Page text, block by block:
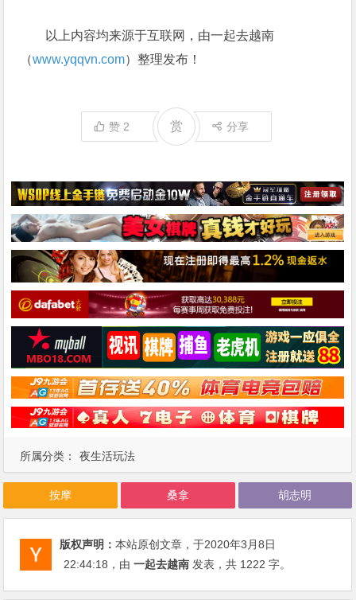
所属分类： 夜生活玩法
以上内容均来源于互联网，由一起去越南
（www.yqqvn.com）整理发布！
赞 2 赏 分享
按摩 桑拿 胡志明
版权声明：本站原创文章，于2020年3月8日
22:44:18 ，由一起去越南 发表，共 1222 字。